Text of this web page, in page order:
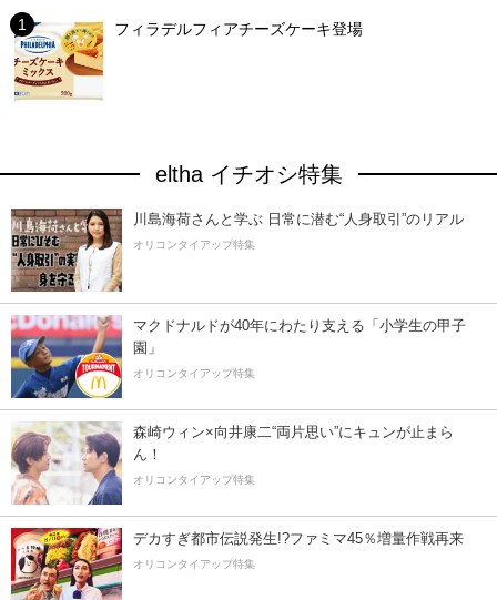
フィラデルフィアチーズケーキ登場
eltha イチオシ特集
川島海荷さんと学ぶ 日常に潜む“人身取引”のリアル
オリコンタイアップ特集
マクドナルドが40年にわたり支える「小学生の甲子
園」
オリコンタイアップ特集
森崎ウィン×向井康二“両片思い”にキュンが止まら
ん！
オリコンタイアップ特集
デカすぎ都市伝説発生!?ファミマ45％増量作戦再来
オリコンタイアップ特集